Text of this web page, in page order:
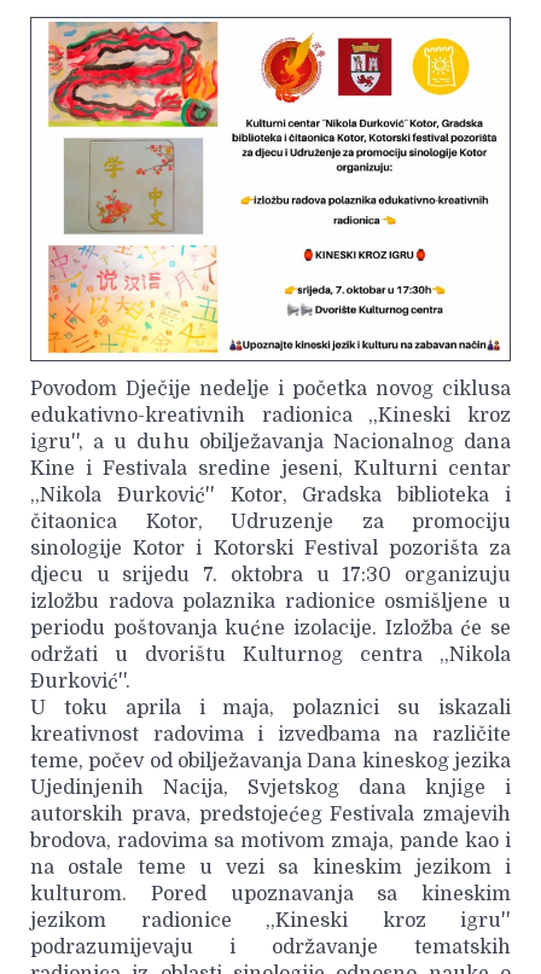
Povodom Dječije nedelje i početka novog ciklusa
edukativno-kreativnih radionica ,,Kineski kroz
igru'', a u duhu obilježavanja Nacionalnog dana
Kine i Festivala sredine jeseni, Kulturni centar
,,Nikola Đurković'' Kotor, Gradska biblioteka i
čitaonica Kotor, Udruzenje za promociju
sinologije Kotor i Kotorski Festival pozorišta za
djecu u srijedu 7. oktobra u 17:30 organizuju
izložbu radova polaznika radionice osmišljene u
periodu poštovanja kućne izolacije. Izložba će se
održati u dvorištu Kulturnog centra ,,Nikola
Đurković''.
U toku aprila i maja, polaznici su iskazali
kreativnost radovima i izvedbama na različite
teme, počev od obilježavanja Dana kineskog jezika
Ujedinjenih Nacija, Svjetskog dana knjige i
autorskih prava, predstojećeg Festivala zmajevih
brodova, radovima sa motivom zmaja, pande kao i
na ostale teme u vezi sa kineskim jezikom i
kulturom. Pored upoznavanja sa kineskim
jezikom radionice ,,Kineski kroz igru''
podrazumijevaju i održavanje tematskih